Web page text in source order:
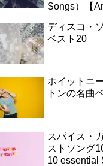
Songs）【
ディスコ・
ベスト20
ホイットニ
トンの名曲
スパイス・
ストソング
10 essential